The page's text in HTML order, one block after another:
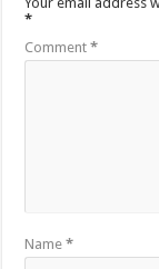
*
Comment*
Name*